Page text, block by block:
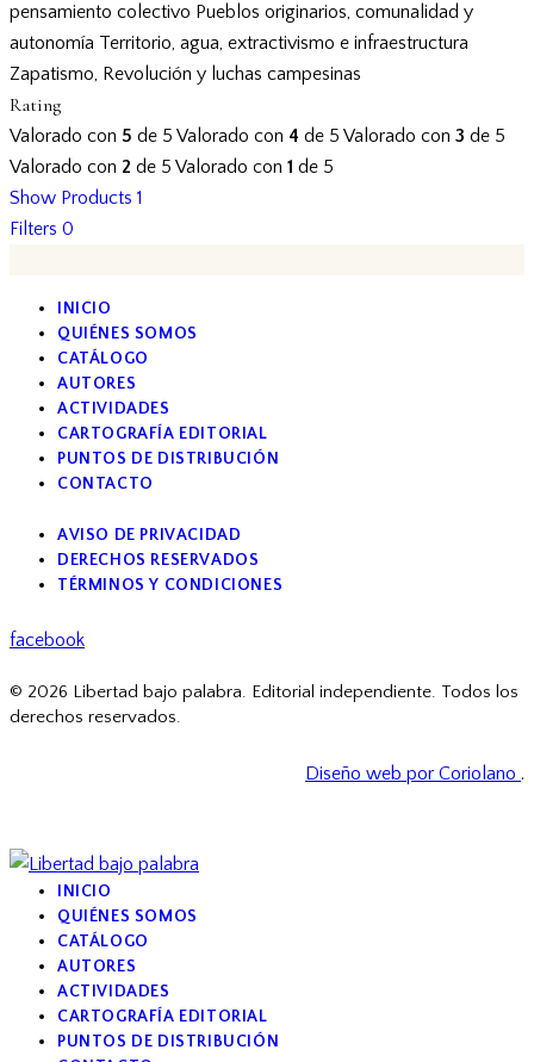
pensamiento colectivo Pueblos originarios, comunalidad y
autonomía Territorio, agua, extractivismo e infraestructura
Zapatismo, Revolución y luchas campesinas
Rating
Valorado con 5 de 5 Valorado con 4 de 5 Valorado con 3 de 5
Valorado con 2 de 5 Valorado con 1 de 5
Show Products 1
Filters 0
INICIO
QUIÉNES SOMOS
CATÁLOGO
AUTORES
ACTIVIDADES
CARTOGRAFÍA EDITORIAL
PUNTOS DE DISTRIBUCIÓN
CONTACTO
AVISO DE PRIVACIDAD
DERECHOS RESERVADOS
TÉRMINOS Y CONDICIONES
facebook
© 2026 Libertad bajo palabra. Editorial independiente. Todos los
derechos reservados.
Diseño web por Coriolano .
INICIO
QUIÉNES SOMOS
CATÁLOGO
AUTORES
ACTIVIDADES
CARTOGRAFÍA EDITORIAL
PUNTOS DE DISTRIBUCIÓN